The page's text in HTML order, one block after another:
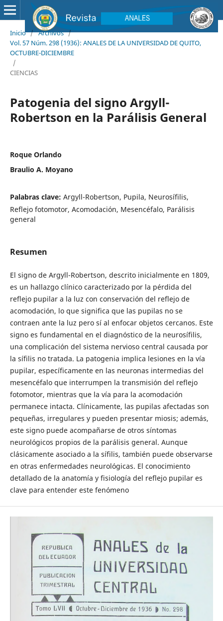
Inicio / Archivos /
Vol. 57 Núm. 298 (1936): ANALES DE LA UNIVERSIDAD DE QUITO,
OCTUBRE-DICIEMBRE
/
CIENCIAS
Patogenia del signo Argyll-
Robertson en la Parálisis General
Roque Orlando
Braulio A. Moyano
Palabras clave: Argyll-Robertson, Pupila, Neurosífilis,
Reflejo fotomotor, Acomodación, Mesencéfalo, Parálisis
general
Resumen
El signo de Argyll-Robertson, descrito inicialmente en 1809,
es un hallazgo clínico caracterizado por la pérdida del
reflejo pupilar a la luz con conservación del reflejo de
acomodación, lo que significa que las pupilas no se
contraen ante la luz pero sí al enfocar objetos cercanos. Este
signo es fundamental en el diagnóstico de la neurosífilis,
una complicación del sistema nervioso central causada por
la sífilis no tratada. La patogenia implica lesiones en la vía
pupilar, específicamente en las neuronas intermedias del
mesencéfalo que interrumpen la transmisión del reflejo
fotomotor, mientras que la vía para la acomodación
permanece intacta. Clínicamente, las pupilas afectadas son
pequeñas, irregulares y pueden presentar miosis; además,
este signo puede acompañarse de otros síntomas
neurológicos propios de la parálisis general. Aunque
clásicamente asociado a la sífilis, también puede observarse
en otras enfermedades neurológicas. El conocimiento
detallado de la anatomía y fisiología del reflejo pupilar es
clave para entender este fenómeno